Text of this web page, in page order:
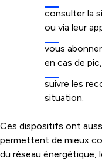
consulter la
ou via leur
vous
en cas de pic,
suivre les
situation.
Ces dispositifs ont
permettent de mieux
du réseau énergétique,